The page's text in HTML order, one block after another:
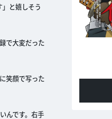
と嬉しそう
で大変だった
笑顔で写った
んです。右手